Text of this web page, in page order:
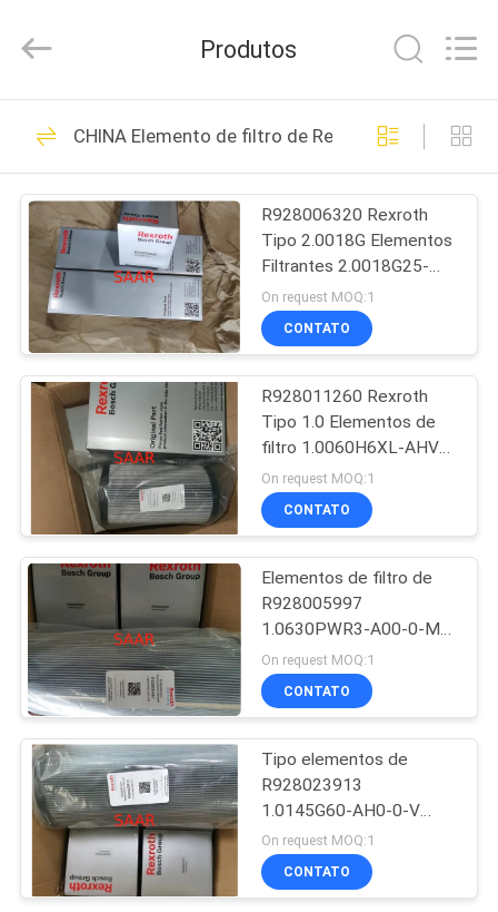
CASA
PRODUTOS
SOBRE
NÓS
EXCURSÃO
FÁBRICA
CONTROLE
DA
QUALIDADE
CONTACTE-
NOS
PEÇA
UMAS
CITAÇÕES
Electronic
Limited.
Reserved.
Bomba hidráulica
Rexroth
919
Válvulas hidráulicas
Rexroth
1032
Elemento de filtro
de Rexroth
Bomba hidráulica de
Produtos
CHINA Elemento de filtro de Rexroth
R928006320 Rexroth
Tipo 2.0018G Elementos
Filtrantes 2.0018G25-
A00-0-M
On request MOQ:1
CONTATO
R928011260 Rexroth
Tipo 1.0 Elementos de
filtro 1.0060H6XL-AHV-
0-V
On request MOQ:1
CONTATO
Elementos de filtro de
R928005997
1.0630PWR3-A00-0-M
Rexroth
On request MOQ:1
CONTATO
Tipo elementos de
R928023913
1.0145G60-AH0-0-V
Rexroth de filtro de
1.0145G
On request MOQ:1
CONTATO